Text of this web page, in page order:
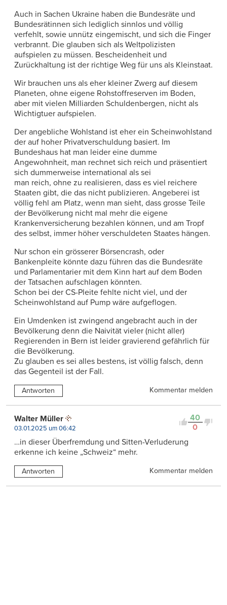
Auch in Sachen Ukraine haben die Bundesräte und
Bundesrätinnen sich lediglich sinnlos und völlig
verfehlt, sowie unnütz eingemischt, und sich die Finger
verbrannt. Die glauben sich als Weltpolizisten
aufspielen zu müssen. Bescheidenheit und
Zurückhaltung ist der richtige Weg für uns als Kleinstaat.
Wir brauchen uns als eher kleiner Zwerg auf diesem
Planeten, ohne eigene Rohstoffreserven im Boden,
aber mit vielen Milliarden Schuldenbergen, nicht als
Wichtigtuer aufspielen.
Der angebliche Wohlstand ist eher ein Scheinwohlstand
der auf hoher Privatverschuldung basiert. Im
Bundeshaus hat man leider eine dumme
Angewohnheit, man rechnet sich reich und präsentiert
sich dummerweise international als sei
man reich, ohne zu realisieren, dass es viel reichere
Staaten gibt, die das nicht publizieren. Angeberei ist
völlig fehl am Platz, wenn man sieht, dass grosse Teile
der Bevölkerung nicht mal mehr die eigene
Krankenversicherung bezahlen können, und am Tropf
des selbst, immer höher verschuldeten Staates hängen.
Nur schon ein grösserer Börsencrash, oder
Bankenpleite könnte dazu führen das die Bundesräte
und Parlamentarier mit dem Kinn hart auf dem Boden
der Tatsachen aufschlagen könnten.
Schon bei der CS-Pleite fehlte nicht viel, und der
Scheinwohlstand auf Pump wäre aufgeflogen.
Ein Umdenken ist zwingend angebracht auch in der
Bevölkerung denn die Naivität vieler (nicht aller)
Regierenden in Bern ist leider gravierend gefährlich für
die Bevölkerung.
Zu glauben es sei alles bestens, ist völlig falsch, denn
das Gegenteil ist der Fall.
Antworten Kommentar melden
40
0
Walter Müller
03.01.2025 um 06:42
…in dieser Überfremdung und Sitten-Verluderung
erkenne ich keine „Schweiz“ mehr.
Antworten Kommentar melden